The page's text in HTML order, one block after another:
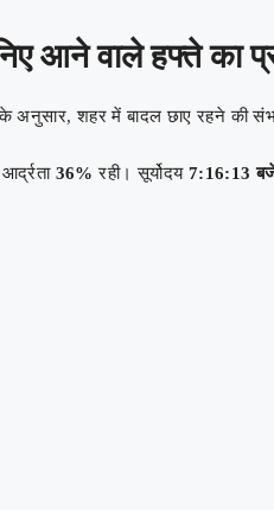
वाले हफ्ते का
के अनुसार, शहर में बादल छाए रहने की
36% रही। सूर्योदय 7:16:13